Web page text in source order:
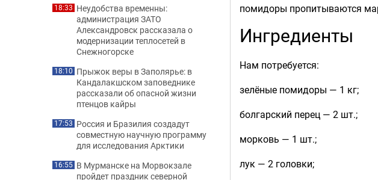
помидоры пропитываются
Ингредиенты
Нам потребуется:
зелёные помидоры — 1 кг;
болгарский перец — 2 шт.;
морковь — 1 шт.;
лук — 2 головки;
18:33 Неудобства временны:
администрация ЗАТО
Александровск рассказала о
модернизации теплосетей в
Снежногорске
18:10 Прыжок веры в Заполярье: в
Кандалакшском заповеднике
рассказали об опасной жизни
птенцов кайры
17:53 Россия и Бразилия создадут
совместную научную программу
для исследования Арктики
16:55 В Мурманске на Морвокзале
пройдет праздник северной